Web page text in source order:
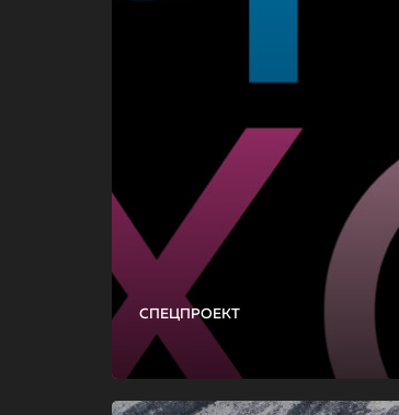
СПЕЦПРОЕКТ